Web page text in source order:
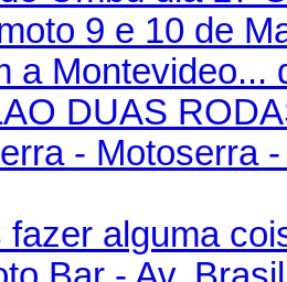
9 e 10 de
a Montevideo...
DUAS
- Motoserra
fazer alguma